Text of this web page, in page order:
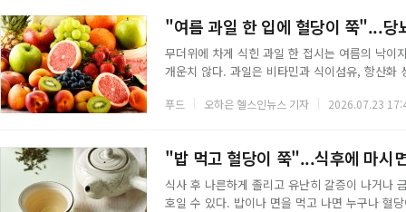
"여름 과일 한 입에 혈당이 쭉"...당
무더위에 차게 식힌 과일 한 접시는 여름의 낙이
개운치 않다. 과일은 비타민과 식이섬유, 항산화
를 숫자로 나타낸 값으로, 대체로 55 이하면 낮
푸드 오하은 헬스인뉴스 기자 2026.07.23
"밥 먹고 혈당이 쭉"...식후에 마시
식사 후 나른하게 졸리고 유난히 갈증이 나거나
호일 수 있다. 밥이나 면을 먹고 나면 누구나 혈